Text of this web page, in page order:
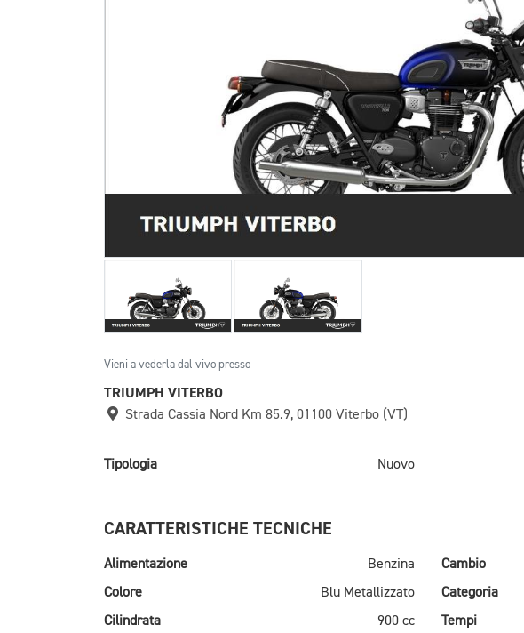
Vieni a vederla dal vivo presso
TRIUMPH VITERBO
Strada Cassia Nord Km 85.9, 01100 Viterbo (VT)
Tipologia Nuovo
CARATTERISTICHE TECNICHE
Alimentazione Benzina Cambio
Colore
Blu Metallizzato Categoria
Cilindrata
900 cc Tempi